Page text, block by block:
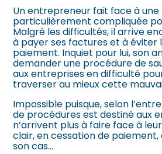
Construire votre patrimoine
Être prêt pour la facturation
électronique
Un entrepreneur fait face à
particulièrement compliquée
Malgré les difficultés, il arrive
à payer ses factures et à éviter
paiement. Inquiet pour lui, son
demander une procédure de
aux entreprises en difficulté
traverser au mieux cette
Impossible puisque, selon
de procédures est destiné aux
n’arrivent plus à faire face à
clair, en cessation de paiement,
son cas…